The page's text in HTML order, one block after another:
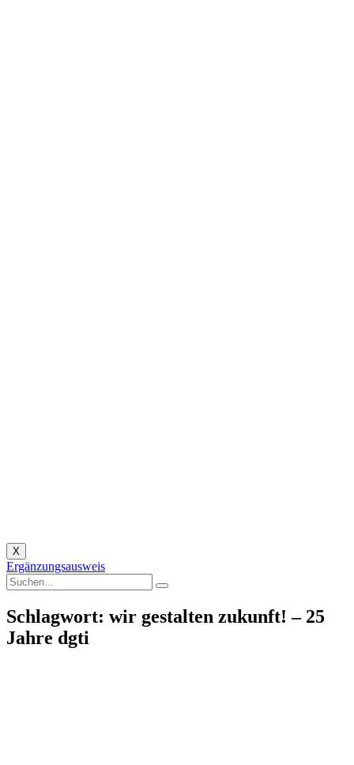
X
Ergänzungsausweis
Schlagwort: wir gestalten zukunft! – 25
Jahre dgti